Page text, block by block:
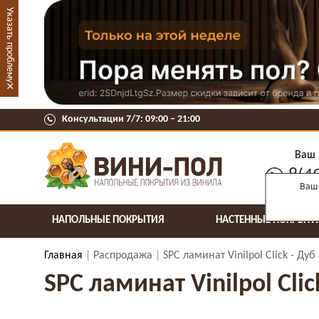
Консультации 7/7: 09:00 ‒ 21:00
Ваш
Ваш
НАПОЛЬНЫЕ ПОКРЫТИЯ НАСТЕННЫЕ
Главная Распродажа SPC ламинат Vinilpol Click - Дуб
SPC ламинат Vinilpol
Указать проблему
×